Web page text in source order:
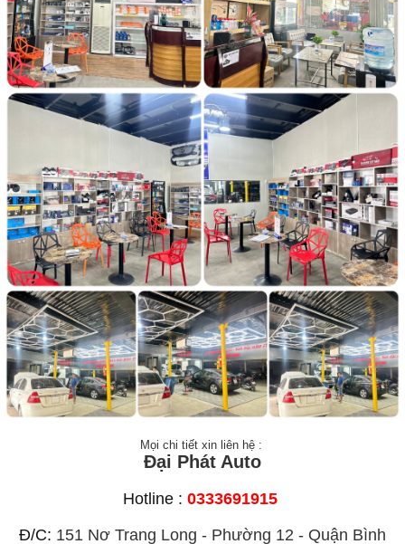
Mọi chi tiết xin liên hệ :
Đại Phát Auto
Hotline : 0333691915
Đ/C: 151 Nơ Trang Long - Phường 12 - Quận Bình